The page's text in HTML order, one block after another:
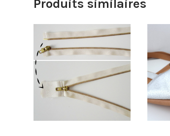
Produits similaires